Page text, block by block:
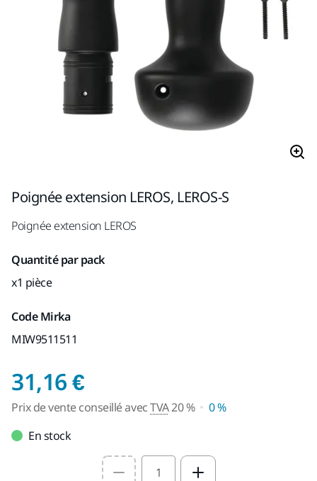
Poignée extension LEROS, LEROS-S
Poignée extension LEROS
Quantité par pack
x1 pièce
Code Mirka
MIW9511511
31,16 €Prix de vente
Prix de vente conseillé avecTVA20 %
0 %
En stock